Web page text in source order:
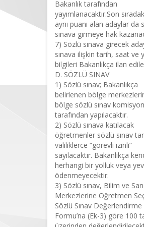
Bakanlık tarafından
yayımlanacaktır.Son
aynı puanı alan adaylar da
sınava girmeye hak
7) Sözlü sınava girecek
sınava ilişkin tarih, saat ve
bilgileri Bakanlıkça ilan
D. SÖZLÜ SINAV
1) Sözlü sınav; Bakanlıkça
belirlenen bölge
bölge sözlü sınav
tarafından yapılacaktır.
2) Sözlü sınava katılacak
öğretmenler sözlü sınav
valiliklerce “görevli izinli”
sayılacaktır. Bakanlıkça
herhangi bir yolluk veya
ödenmeyecektir.
3) Sözlü sınav, Bilim ve
Merkezlerine Öğretmen
Sözlü Sınav Değerlendirme
Formu’na (Ek-3) göre 100